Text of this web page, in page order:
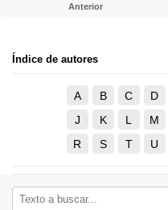
Anterior
Índice de autores
A B C D
J
K L M
R
S T U